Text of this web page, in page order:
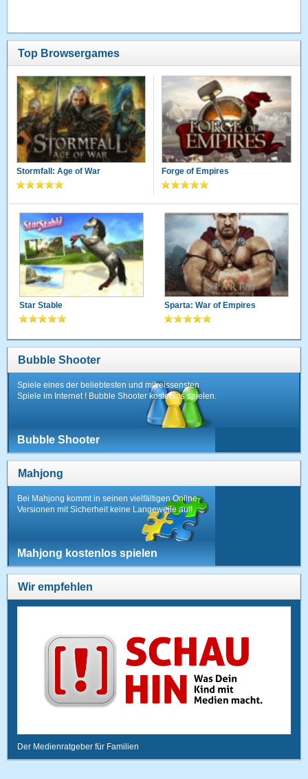
Top Browsergames
Stormfall: Age of War Forge of Empires
Star Stable Sparta: War of Empires
Bubble Shooter
Spiele eines der beliebtesten und mitreissensten
Spiele im Internet ! Bubble Shooter kostenlos spielen.
Bubble Shooter
Mahjong
Bei Mahjong kommt in seinen vielfältigen Online-
Versionen mit Sicherheit keine Langeweile auf!
Mahjong kostenlos spielen
Wir empfehlen
Der Medienratgeber für Familien